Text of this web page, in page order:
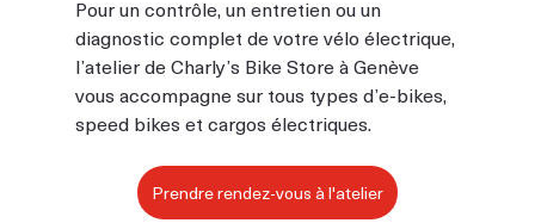
Pour un contrôle, un entretien ou un
diagnostic complet de votre vélo électrique,
l’atelier de Charly’s Bike Store à Genève
vous accompagne sur tous types d’e-bikes,
speed bikes et cargos électriques.
Prendre rendez-vous à l'atelier